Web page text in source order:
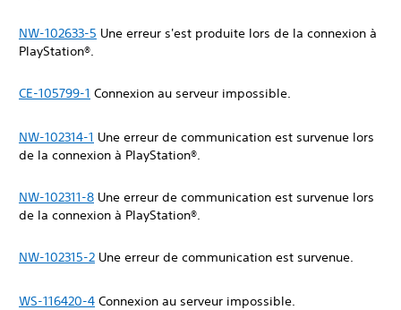
NW-102633-5 Une erreur s'est produite lors de la connexion à
PlayStation®.
CE-105799-1 Connexion au serveur impossible.
NW-102314-1 Une erreur de communication est survenue lors
de la connexion à PlayStation®.
NW-102311-8 Une erreur de communication est survenue lors
de la connexion à PlayStation®.
NW-102315-2 Une erreur de communication est survenue.
WS-116420-4 Connexion au serveur impossible.